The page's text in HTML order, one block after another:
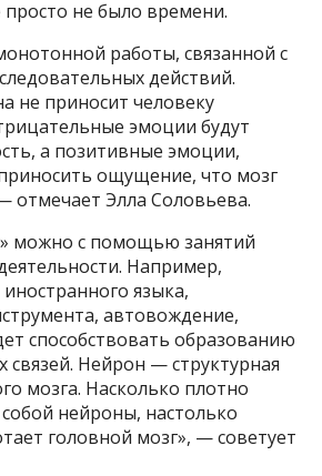
не было времени.
работы, связанной с
действий.
не приносит человеку
эмоции будут
а позитивные эмоции,
ощущение, что мозг
отмечает Элла Соловьева.
можно с помощью занятий
Например,
языка,
автовождение,
способствовать образованию
Нейрон — структурная
мозга. Насколько плотно
нейроны, настолько
головной мозг», — советует